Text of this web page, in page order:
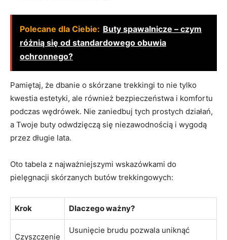
Polecane dla Ciebie: Buty spawalnicze – czym
różnią się od standardowego obuwia
ochronnego?
Pamiętaj, że dbanie o skórzane trekkingi to nie tylko
kwestia estetyki, ale również bezpieczeństwa i komfortu
podczas wędrówek. Nie zaniedbuj tych prostych działań,
a Twoje buty odwdzięczą się niezawodnością i wygodą
przez długie lata.
Oto tabela z najważniejszymi wskazówkami do
pielęgnacji skórzanych butów trekkingowych:
Krok Dlaczego ważny?
Czyszczenie
Usunięcie brudu pozwala uniknąć